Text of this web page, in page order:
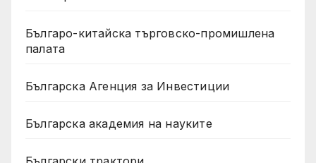
Българо-китайска търговско-промишлена
палата
Българска Агенция за Инвестиции
Българска академия на науките